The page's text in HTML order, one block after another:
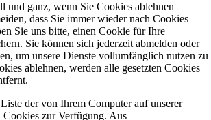
und ganz, wenn Sie Cookies ablehnen
dass Sie immer wieder nach Cookies
Sie uns bitte, einen Cookie für Ihre
Sie können sich jederzeit abmelden oder
um unsere Dienste vollumfänglich nutzen zu
ablehnen, werden alle gesetzten Cookies
der von Ihrem Computer auf unserer
Cookies zur Verfügung. Aus